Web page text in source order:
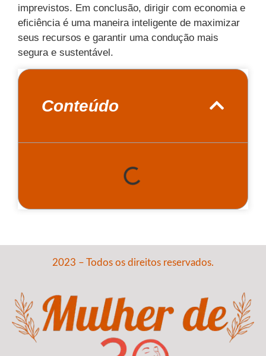
imprevistos. Em conclusão, dirigir com economia e
eficiência é uma maneira inteligente de maximizar
seus recursos e garantir uma condução mais
segura e sustentável.
Conteúdo
2023 – Todos os direitos reservados.